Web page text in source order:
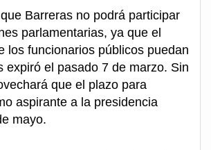
Barreras no podrá participar
parlamentarias, ya que el
los funcionarios públicos puedan
expiró el pasado 7 de marzo. Sin
que el plazo para
aspirante a la presidencia
mayo.